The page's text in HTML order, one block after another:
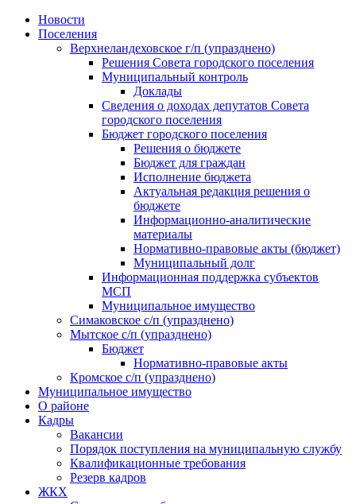
Skip
Новости
Поселения
Верхнеландеховское г/п (упразднено)
Решения Совета городского поселения
Муниципальный контроль
Доклады
Сведения о доходах депутатов Совета
городского поселения
Бюджет городского поселения
Решения о бюджете
Бюджет для граждан
Исполнение бюджета
Актуальная редакция решения о
бюджете
Информационно-аналитические
материалы
Нормативно-правовые акты (бюджет)
Муниципальный долг
Информационная поддержка субъектов
МСП
Муниципальное имущество
Симаковское с/п (упразднено)
Мытское с/п (упразднено)
Бюджет
Нормативно-правовые акты
Кромское с/п (упразднено)
Муниципальное имущество
О районе
Кадры
Вакансии
Порядок поступления на муниципальную службу
Квалификационные требования
Резерв кадров
ЖКХ